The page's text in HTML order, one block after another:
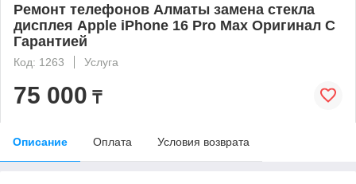
Ремонт телефонов Алматы замена стекла
дисплея Apple iPhone 16 Pro Max Оригинал С
Гарантией
Код: 1263 Услуга
75 000 ₸
Описание Оплата Условия возврата